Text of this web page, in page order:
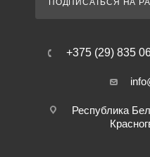
ПОДПИСАТЬСЯ НА
+375 (29) 835
Республика